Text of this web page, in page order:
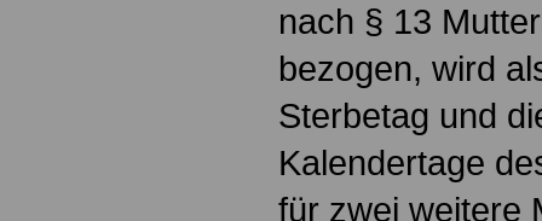
nach § 13
bezogen, wird
Sterbetag und
Kalendertage
für zwei weitere